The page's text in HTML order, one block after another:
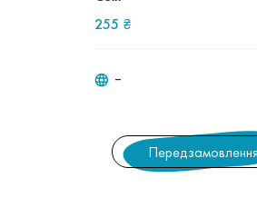
255 ₴
‒
Передзамовлення